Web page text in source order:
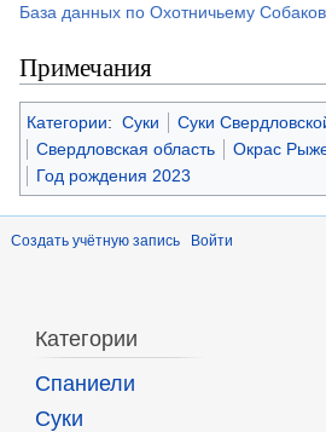
База данных по Охотничьему
Примечания
Категории: Суки
Суки
Свердловская область
Окрас
Год рождения 2023
Создать учётную запись Войти
Категории
Спаниели
Суки